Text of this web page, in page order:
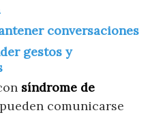
conversaciones
gestos y
síndrome de
comunicarse